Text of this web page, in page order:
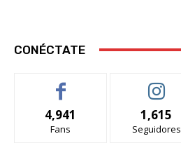
CONÉCTATE
4,941
Fans
1,615
Seguidores